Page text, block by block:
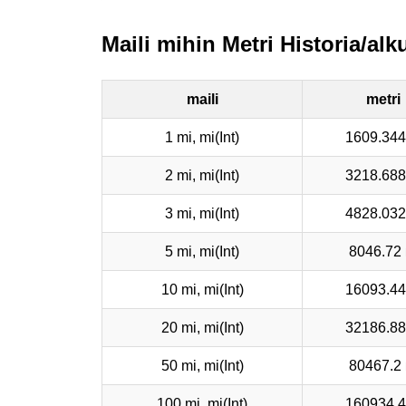
Maili mihin Metri Historia/
maili metri
1 mi, mi(Int)
2 mi, mi(Int)
3 mi, mi(Int)
5 mi, mi(Int) 8046.72
10 mi, mi(Int)
20 mi, mi(Int)
50 mi, mi(Int) 80467.2